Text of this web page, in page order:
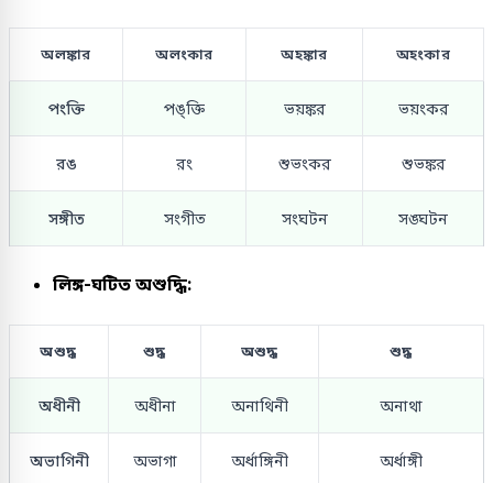
অলঙ্কার অলংকার অহঙ্কার অহংকার
পংক্তি পঙ্ক্তি ভয়ঙ্কর ভয়ংকর
রঙ রং শুভংকর শুভঙ্কর
সঙ্গীত সংগীত সংঘটন সঙ্ঘটন
লিঙ্গ-ঘটিত অশুদ্ধি:
অশুদ্ধ শুদ্ধ অশুদ্ধ শুদ্ধ
অধীনী অধীনা অনাথিনী অনাথা
অভাগিনী অভাগা অর্ধাঙ্গিনী অর্ধাঙ্গী